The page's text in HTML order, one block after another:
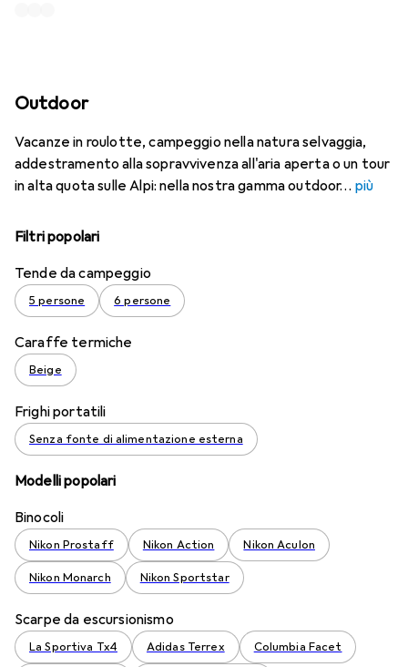
Outdoor
Vacanze in roulotte, campeggio nella natura selvaggia,
addestramento alla sopravvivenza all'aria aperta o un tour
in alta quota sulle Alpi: nella nostra gamma outdoor
più
Filtri popolari
Tende da campeggio
5 persone 6 persone
Caraffe termiche
Beige
Frighi portatili
Senza fonte di alimentazione esterna
Modelli popolari
Binocoli
Nikon Prostaff Nikon Action Nikon Aculon
Nikon Monarch Nikon Sportstar
Scarpe da escursionismo
La Sportiva Tx4 Adidas Terrex Columbia Facet